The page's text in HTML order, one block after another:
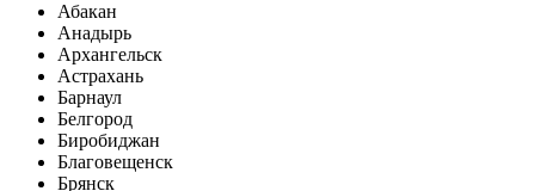
Абакан
Анадырь
Архангельск
Астрахань
Барнаул
Белгород
Биробиджан
Благовещенск
Брянск